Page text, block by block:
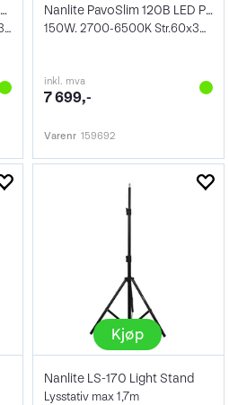
Nanlite PavoSlim 60B LED Panel
72W. 2700-6500K Størrelse 30x30 cm
Nanlite PavoSlim 120B LED Panel Bi Color
150W. 2700-6500K Str.60x30 cm
inkl. mva
7 699,-
Varenr 159692
Kjøp
Nanlite LS-170 Light Stand
Lysstativ max 1,7m